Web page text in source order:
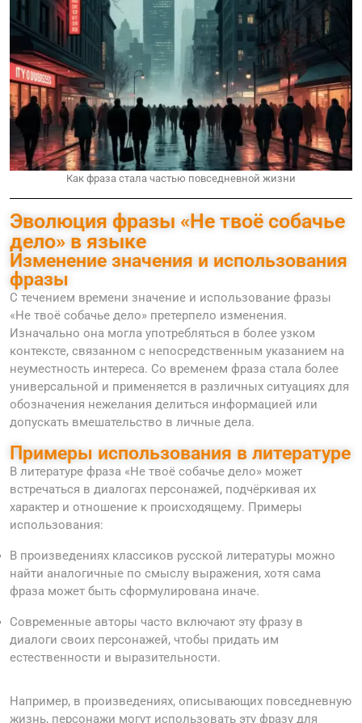
Как фраза стала частью повседневной жизни
Эволюция фразы «Не твоё собачье
дело» в языке
Изменение значения и использования
фразы
С течением времени значение и использование фразы
«Не твоё собачье дело» претерпело изменения.
Изначально она могла употребляться в более узком
контексте, связанном с непосредственным указанием на
неуместность интереса. Со временем фраза стала более
универсальной и применяется в различных ситуациях для
обозначения нежелания делиться информацией или
допускать вмешательство в личные дела.
Примеры использования в литературе
В литературе фраза «Не твоё собачье дело» может
встречаться в диалогах персонажей, подчёркивая их
характер и отношение к происходящему. Примеры
использования:
В произведениях классиков русской литературы можно
найти аналогичные по смыслу выражения, хотя сама
фраза может быть сформулирована иначе.
Современные авторы часто включают эту фразу в
диалоги своих персонажей, чтобы придать им
естественности и выразительности.
Например, в произведениях, описывающих повседневную
жизнь, персонажи могут использовать эту фразу для